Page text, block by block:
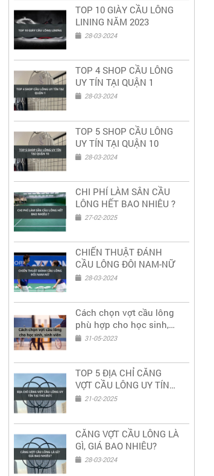
TOP 10 GIÀY CẦU LÔNG
LINING NĂM 2023
28-03-2024
TOP 4 SHOP CẦU LÔNG
UY TÍN TẠI QUẬN 1
28-03-2024
TOP 5 SHOP CẦU LÔNG
UY TÍN TẠI QUẬN 10
28-03-2024
CHI PHÍ LÀM SÂN CẦU
LÔNG HẾT BAO NHIÊU ?
27-02-2025
CHIẾN THUẬT ĐÁNH
CẦU LÔNG ĐÔI NAM-NỮ
28-03-2024
Cách chọn vợt cầu lông
phù hợp cho học sinh,
sinh viên
31-05-2023
TOP 5 ĐỊA CHỈ CĂNG
VỢT CẦU LÔNG UY TÍN
TẠI THỦ ĐỨC
21-02-2025
CĂNG VỢT CẦU LÔNG LÀ
GÌ, GIÁ BAO NHIÊU?
28-03-2024